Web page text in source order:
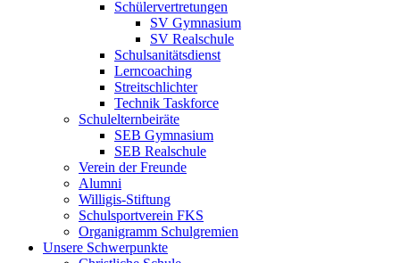
Schülervertretungen
SV Gymnasium
SV Realschule
Schulsanitätsdienst
Lerncoaching
Streitschlichter
Technik Taskforce
Schulelternbeiräte
SEB Gymnasium
SEB Realschule
Verein der Freunde
Alumni
Willigis-Stiftung
Schulsportverein FKS
Organigramm Schulgremien
Unsere Schwerpunkte